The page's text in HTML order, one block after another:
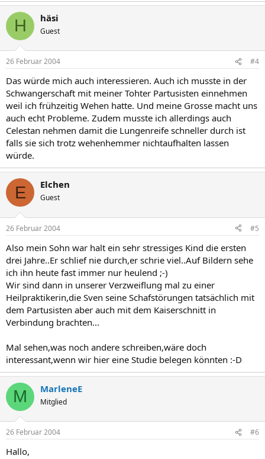
H häsi
Guest
26 Februar 2004 #4
Das würde mich auch interessieren. Auch ich musste in der
Schwangerschaft mit meiner Tohter Partusisten einnehmen
weil ich frühzeitig Wehen hatte. Und meine Grosse macht uns
auch echt Probleme. Zudem musste ich allerdings auch
Celestan nehmen damit die Lungenreife schneller durch ist
falls sie sich trotz wehenhemmer nichtaufhalten lassen
würde.
E Elchen
Guest
26 Februar 2004 #5
Also mein Sohn war halt ein sehr stressiges Kind die ersten
drei Jahre..Er schlief nie durch,er schrie viel..Auf Bildern sehe
ich ihn heute fast immer nur heulend ;-)
Wir sind dann in unserer Verzweiflung mal zu einer
Heilpraktikerin,die Sven seine Schafstörungen tatsächlich mit
dem Partusisten aber auch mit dem Kaiserschnitt in
Verbindung brachten...
Mal sehen,was noch andere schreiben,wäre doch
interessant,wenn wir hier eine Studie belegen könnten :-D
M MarleneE
Mitglied
26 Februar 2004 #6
Hallo,